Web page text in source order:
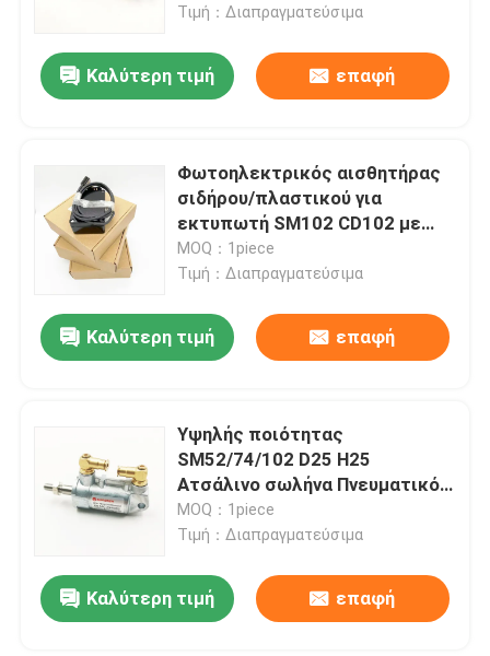
Σχετικά με εμάς
Επισκεψή εργοστασίου
Printing
Τιμή：Διαπραγματεύσιμα
Καλύτερη τιμή επαφή
Φωτοηλεκτρικός αισθητήρας
σιδήρου/πλαστικού για
εκτυπωτή SM102 CD102 με
100% δοκιμασμένη ποιότητα
MOQ：1piece
Τιμή：Διαπραγματεύσιμα
Καλύτερη τιμή επαφή
Υψηλής ποιότητας
SM52/74/102 D25 H25
Ατσάλινο σωλήνα Πνευματικό
κύλινδρο για μηχανές
εκτύπωσης οφσετ
MOQ：1piece
Τιμή：Διαπραγματεύσιμα
Καλύτερη τιμή επαφή